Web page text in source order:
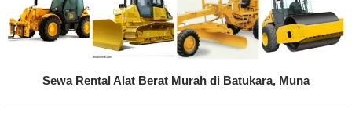
Sewa Rental Alat Berat Murah di Batukara, Muna